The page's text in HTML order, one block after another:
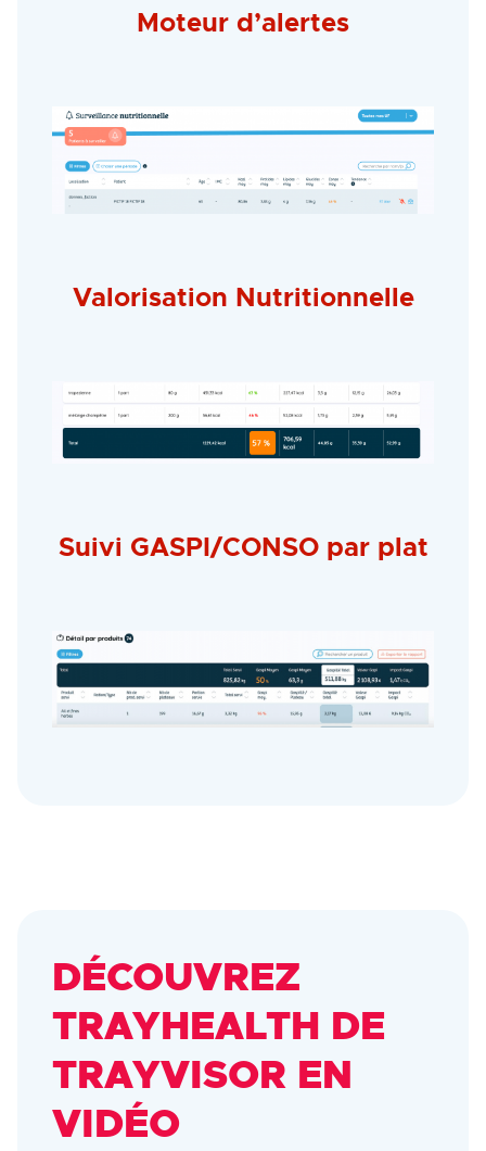
Moteur d’alertes
Valorisation Nutritionnelle
Suivi GASPI/CONSO par plat
DÉCOUVREZ
TRAYHEALTH DE
TRAYVISOR EN
VIDÉO